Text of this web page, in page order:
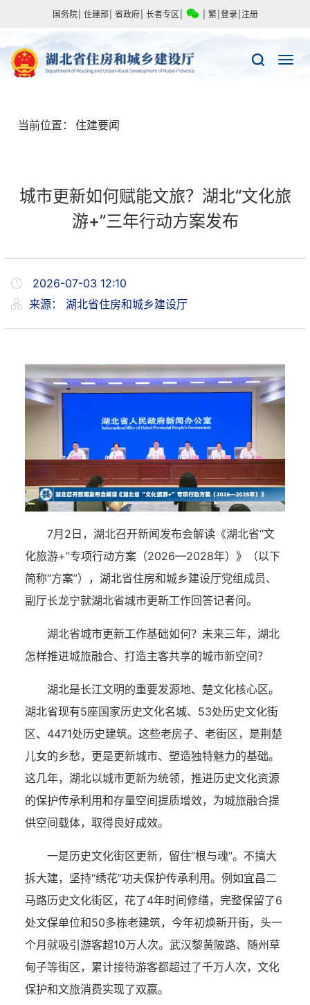
国务院 住建部 省政府 长者专区 繁 登录 注册
当前位置： 住建要闻
城市更新如何赋能文旅？湖北“文化旅
游+”三年行动方案发布
2026-07-03 12:10
来源： 湖北省住房和城乡建设厅
7月2日，湖北召开新闻发布会解读《湖北省“文
化旅游+”专项行动方案（2026—2028年）》（以下
简称“方案”）， 湖北省住房和城乡建设厅党组成员、
副厅长龙宁就湖北省城市更新工作回答记者问。
湖北省城市更新工作基础如何？未来三年，湖北
怎样推进城旅融合、打造主客共享的城市新空间？
湖北是长江文明的重要发源地、楚文化核心区。
湖北省现有5座国家历史文化名城、53处历史文化街
区、4471处历史建筑。这些老房子、老街区，是荆楚
儿女的乡愁，更是更新城市、塑造独特魅力的基础。
这几年，湖北以城市更新为统领，推进历史文化资源
的保护传承利用和存量空间提质增效，为城旅融合提
供空间载体，取得良好成效。
一是历史文化街区更新，留住“根与魂”。不搞大
拆大建，坚持“绣花”功夫保护传承利用。例如宜昌二
马路历史文化街区，花了4年时间修缮，完整保留了6
处文保单位和50多栋老建筑，今年初焕新开街，头一
个月就吸引游客超10万人次。武汉黎黄陂路、随州草
甸子等街区，累计接待游客都超过了千万人次，文化
保护和文旅消费实现了双赢。